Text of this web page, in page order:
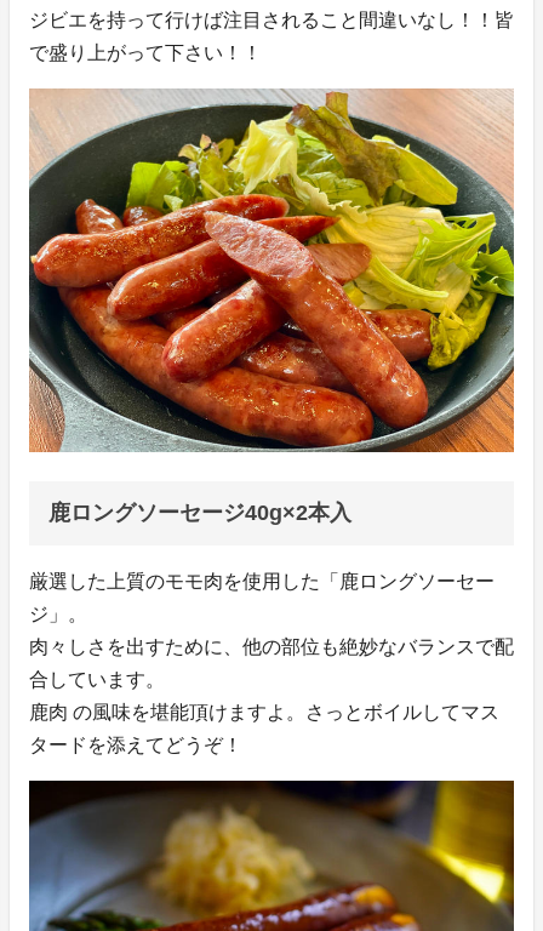
ジビエを持って行けば注目されること間違いなし！！皆
で盛り上がって下さい！！
鹿ロングソーセージ40g×2本入
厳選した上質のモモ肉を使用した「鹿ロングソーセー
ジ」。
肉々しさを出すために、他の部位も絶妙なバランスで配
合しています。
鹿肉 の風味を堪能頂けますよ。さっとボイルしてマス
タードを添えてどうぞ！